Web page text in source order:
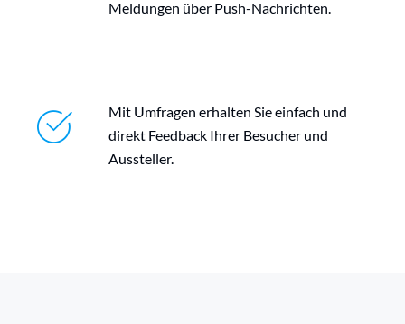
Meldungen über Push-Nachrichten.
Mit Umfragen erhalten Sie einfach und
direkt Feedback Ihrer Besucher und
Aussteller.